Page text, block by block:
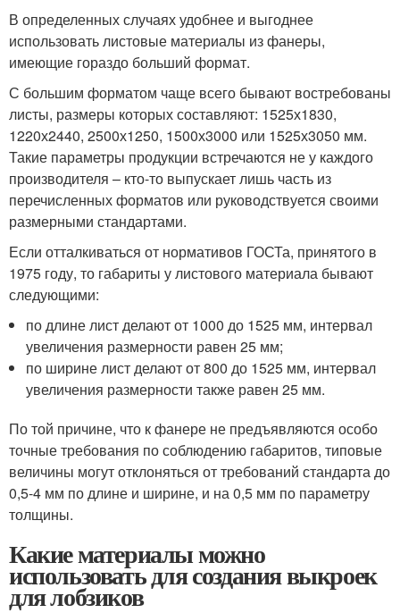
В определенных случаях удобнее и выгоднее
использовать листовые материалы из фанеры,
имеющие гораздо больший формат.
С большим форматом чаще всего бывают востребованы
листы, размеры которых составляют: 1525х1830,
1220х2440, 2500х1250, 1500х3000 или 1525х3050 мм.
Такие параметры продукции встречаются не у каждого
производителя – кто-то выпускает лишь часть из
перечисленных форматов или руководствуется своими
размерными стандартами.
Если отталкиваться от нормативов ГОСТа, принятого в
1975 году, то габариты у листового материала бывают
следующими:
по длине лист делают от 1000 до 1525 мм, интервал
увеличения размерности равен 25 мм;
по ширине лист делают от 800 до 1525 мм, интервал
увеличения размерности также равен 25 мм.
По той причине, что к фанере не предъявляются особо
точные требования по соблюдению габаритов, типовые
величины могут отклоняться от требований стандарта до
0,5-4 мм по длине и ширине, и на 0,5 мм по параметру
толщины.
Какие материалы можно
использовать для создания выкроек
для лобзиков